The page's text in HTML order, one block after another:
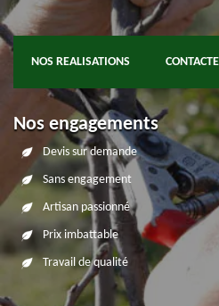
NOS REALISATIONS
Nos engagements
Devis sur demande
Sans engagement
Artisan passionné
Prix imbattable
Travail de qualité